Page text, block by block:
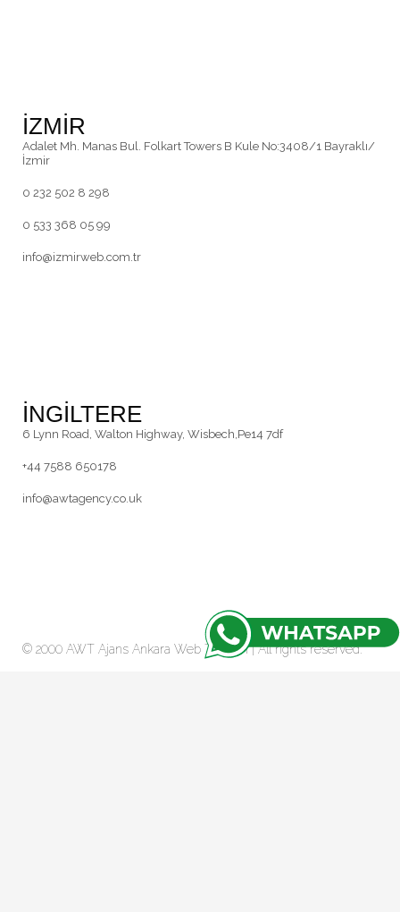
İZMİR
Adalet Mh. Manas Bul. Folkart Towers B Kule No:3408/1 Bayraklı/
İzmir
0 232 502 8 298
0 533 368 05 99
info@izmirweb.com.tr
İNGİLTERE
6 Lynn Road, Walton Highway, Wisbech,Pe14 7df
+44 7588 650178
info@awtagency.co.uk
© 2000 AWT Ajans Ankara Web Tasarım| All rights reserved.